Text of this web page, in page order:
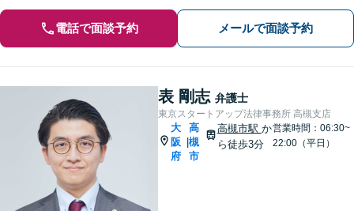
電話で面談予約 メールで面談予約
表 剛志 弁護士
東京スタートアップ法律事務所 高槻支店
大
阪
府
高
槻
市
高槻市駅 か
ら徒歩3分
営業時間：06:30~
22:00（平日）